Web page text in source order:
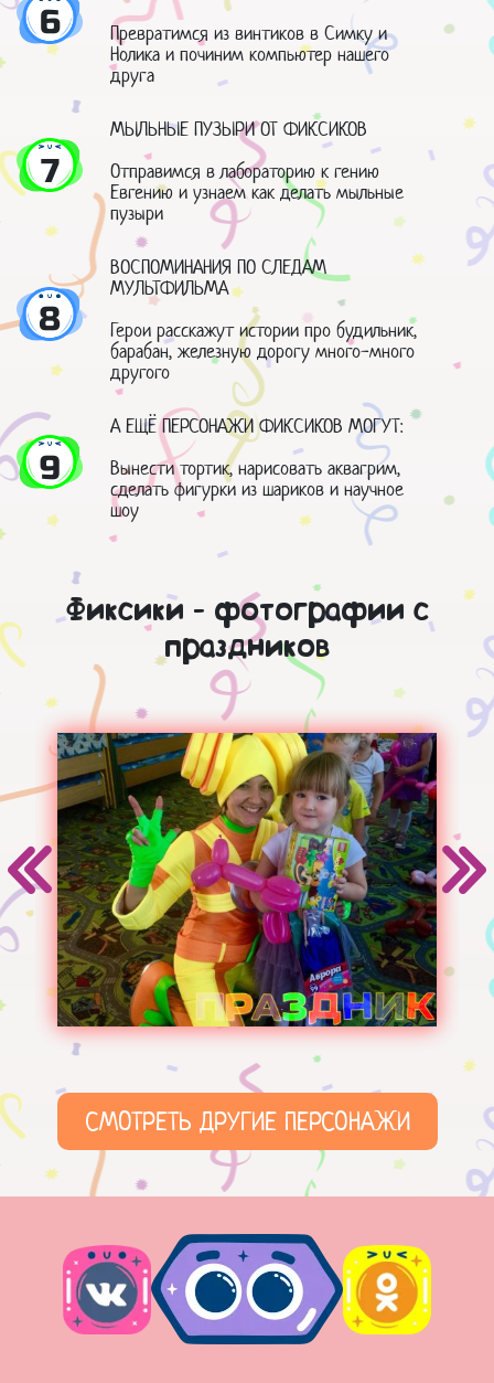
6
Превратимся из винтиков в Симку и
Нолика и починим компьютер нашего
друга
7
МЫЛЬНЫЕ ПУЗЫРИ ОТ ФИКСИКОВ
Отправимся в лабораторию к гению
Евгению и узнаем как делать мыльные
пузыри
8
ВОСПОМИНАНИЯ ПО СЛЕДАМ
МУЛЬТФИЛЬМА
Герои расскажут истории про будильник,
барабан, железную дорогу много-много
другого
9
А ЕЩЁ ПЕРСОНАЖИ ФИКСИКОВ МОГУТ:
Вынести тортик, нарисовать аквагрим,
сделать фигурки из шариков и научное
шоу
Фиксики - фотографии с
праздников
СМОТРЕТЬ ДРУГИЕ ПЕРСОНАЖИ